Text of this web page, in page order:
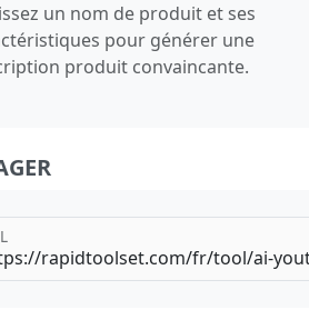
un nom de produit et ses
pour générer une
produit convaincante.